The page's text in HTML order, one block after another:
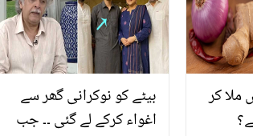
بیٹے کو نوکرانی گھر سے
اغواء کرکے لے گئی ۔۔ جب
ملا کر